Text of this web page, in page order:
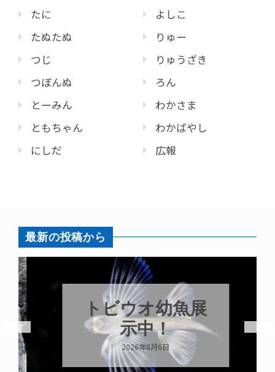
たに
たぬたぬ
つじ
つぼんぬ
とーみん
ともちゃん
にしだ
よしこ
りゅー
りゅうざき
ろん
わかさま
わかばやし
広報
最新の投稿から
トビウオ幼魚展
示中！
2026年8月6日